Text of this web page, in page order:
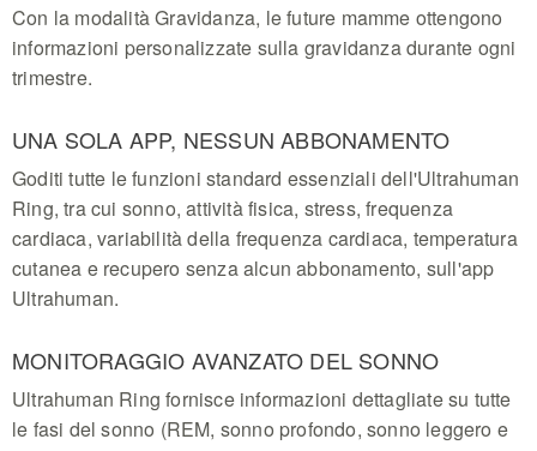
Con la modalità Gravidanza, le future mamme ottengono
informazioni personalizzate sulla gravidanza durante ogni
trimestre.
UNA SOLA APP, NESSUN ABBONAMENTO
Goditi tutte le funzioni standard essenziali dell'Ultrahuman
Ring, tra cui sonno, attività fisica, stress, frequenza
cardiaca, variabilità della frequenza cardiaca, temperatura
cutanea e recupero senza alcun abbonamento, sull'app
Ultrahuman.
MONITORAGGIO AVANZATO DEL SONNO
Ultrahuman Ring fornisce informazioni dettagliate su tutte
le fasi del sonno (REM, sonno profondo, sonno leggero e